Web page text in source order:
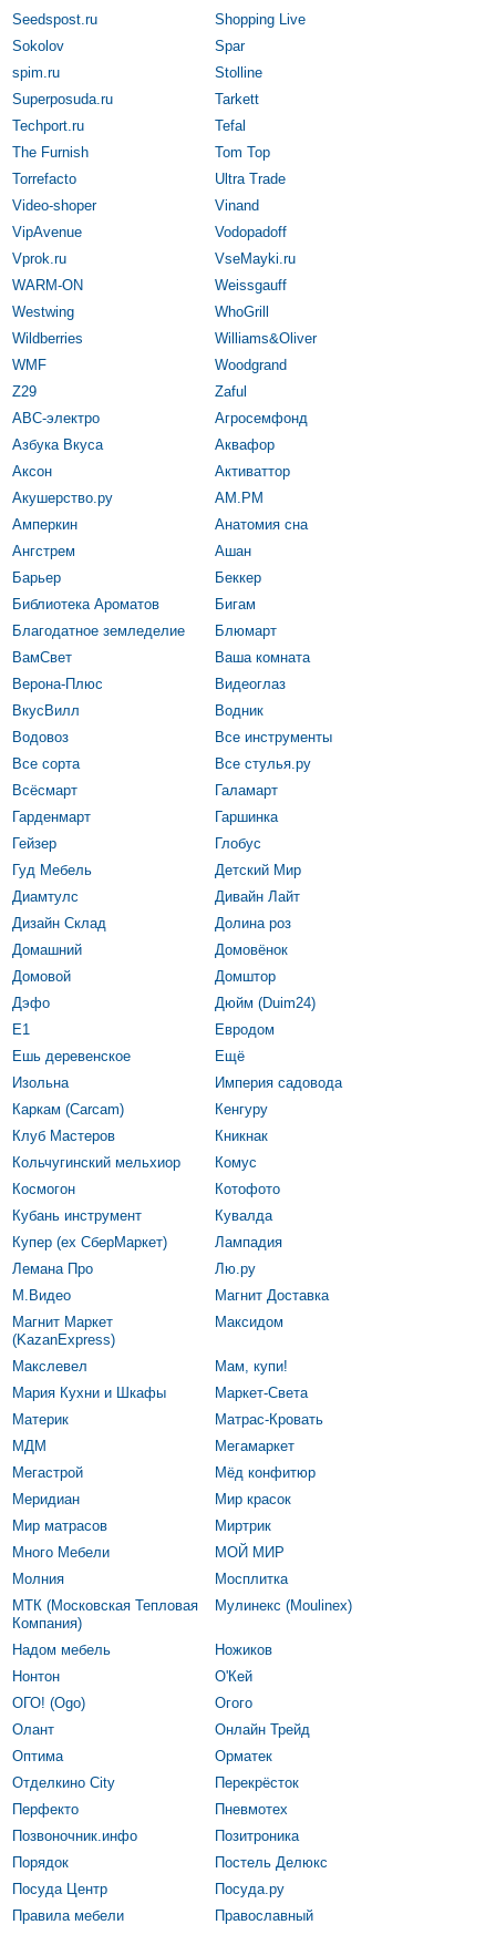
Seedspost.ru
Shopping Live
Sokolov
Spar
spim.ru
Stolline
Superposuda.ru
Tarkett
Techport.ru
Tefal
The Furnish
Tom Top
Torrefacto
Ultra Trade
Video-shoper
Vinand
VipAvenue
Vodopadoff
Vprok.ru
VseMayki.ru
WARM-ON
Weissgauff
Westwing
WhoGrill
Wildberries
Williams&Oliver
WMF
Woodgrand
Z29
Zaful
АВС-электро
Агросемфонд
Азбука Вкуса
Аквафор
Аксон
Активаттор
Акушерство.ру
АМ.РМ
Амперкин
Анатомия сна
Ангстрем
Ашан
Барьер
Беккер
Библиотека Ароматов
Бигам
Благодатное земледелие
Блюмарт
ВамСвет
Ваша комната
Верона-Плюс
Видеоглаз
ВкусВилл
Водник
Водовоз
Все инструменты
Все сорта
Все стулья.ру
Всёсмарт
Галамарт
Гарденмарт
Гаршинка
Гейзер
Глобус
Гуд Мебель
Детский Мир
Диамтулс
Дивайн Лайт
Дизайн Склад
Долина роз
Домашний
Домовёнок
Домовой
Домштор
Дэфо
Дюйм (Duim24)
Е1
Евродом
Ешь деревенское
Ещё
Изольна
Империя садовода
Каркам (Carcam)
Кенгуру
Клуб Мастеров
Кникнак
Кольчугинский мельхиор
Комус
Космогон
Котофото
Кубань инструмент
Кувалда
Купер (ex СберМаркет)
Лампадия
Лемана Про
Лю.ру
М.Видео
Магнит Доставка
Магнит Маркет
(KazanExpress)
Максидом
Макслевел
Мам, купи!
Мария Кухни и Шкафы
Маркет-Света
Материк
Матрас-Кровать
МДМ
Мегамаркет
Мегастрой
Мёд конфитюр
Меридиан
Мир красок
Мир матрасов
Миртрик
Много Мебели
МОЙ МИР
Молния
Мосплитка
МТК (Московская Тепловая
Компания)
Мулинекс (Moulinex)
Надом мебель
Ножиков
Нонтон
О'Кей
ОГО! (Ogo)
Огого
Олант
Онлайн Трейд
Оптима
Орматек
Отделкино City
Перекрёсток
Перфекто
Пневмотех
Позвоночник.инфо
Позитроника
Порядок
Постель Делюкс
Посуда Центр
Посуда.ру
Правила мебели
Православный